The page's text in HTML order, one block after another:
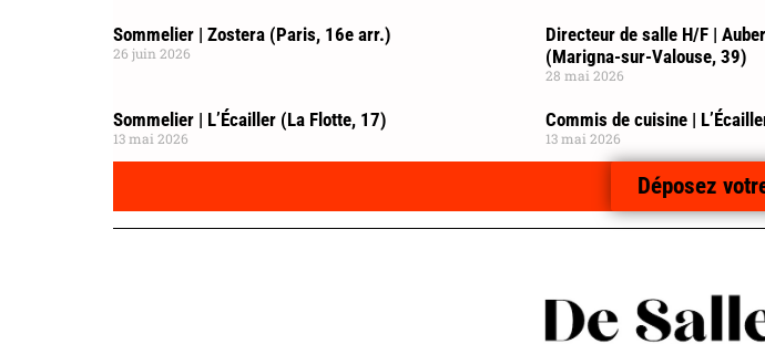
Sommelier | Zostera (Paris, 16e arr.)
26 juin 2026
Directeur de salle H/F |
(Marigna-sur-Valouse, 39)
28 mai 2026
Sommelier | L’Écailler (La Flotte, 17)
13 mai 2026
Commis de cuisine |
13 mai 2026
Déposez